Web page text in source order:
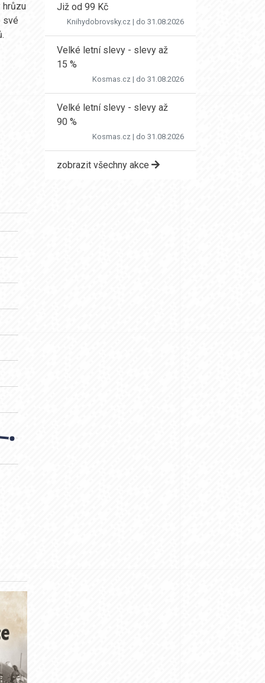
hrůzu
své
Již od 99 Kč
Knihydobrovsky.cz | do 31.08.2026
Velké letní slevy - slevy až
15 %
Kosmas.cz | do 31.08.2026
Velké letní slevy - slevy až
90 %
Kosmas.cz | do 31.08.2026
zobrazit všechny akce